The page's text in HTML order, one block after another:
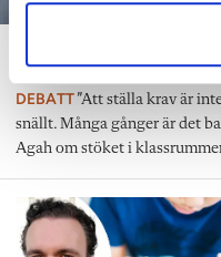
”Att ställa
DEBATT”Att ställa krav är
snällt. Många gånger är det
Agah om stöket i